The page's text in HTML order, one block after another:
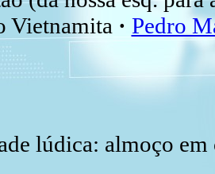
Vietnamita · Pedro
lúdica: almoço em